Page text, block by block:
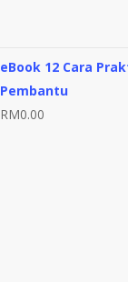
eBook 12 Cara
Pembantu
RM0.00